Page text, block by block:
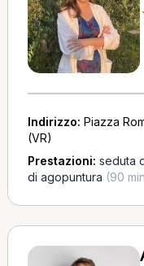
Indirizzo: Piazza
(VR)
Prestazioni: seduta
di agopuntura (90